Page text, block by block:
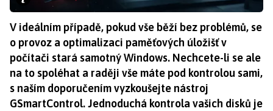
V ideálním případě, pokud vše běží bez problémů, se
o provoz a optimalizaci paměťových úložišť v
počítači stará samotný Windows. Nechcete-li se ale
na to spoléhat a raději vše máte pod kontrolou sami,
s naším doporučením vyzkoušejte nástroj
GSmartControl. Jednoduchá kontrola vašich disků je